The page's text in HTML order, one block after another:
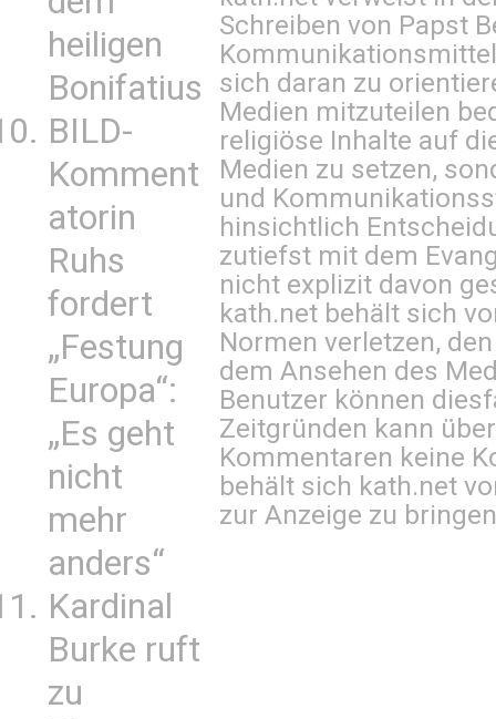
heiligen
Bonifatius
BILD-
Komment
atorin
Ruhs
fordert
„Festung
Europa“:
„Es geht
nicht
mehr
anders“
Kardinal
Burke ruft
zu
Schreiben von Papst
sich daran zu
Medien mitzuteilen
religiöse Inhalte auf
Medien zu setzen,
und
hinsichtlich
zutiefst mit dem
nicht explizit davon
kath.net behält sich
Normen verletzen,
dem Ansehen des
Benutzer können
Zeitgründen kann
Kommentaren keine
behält sich kath.net
zur Anzeige zu